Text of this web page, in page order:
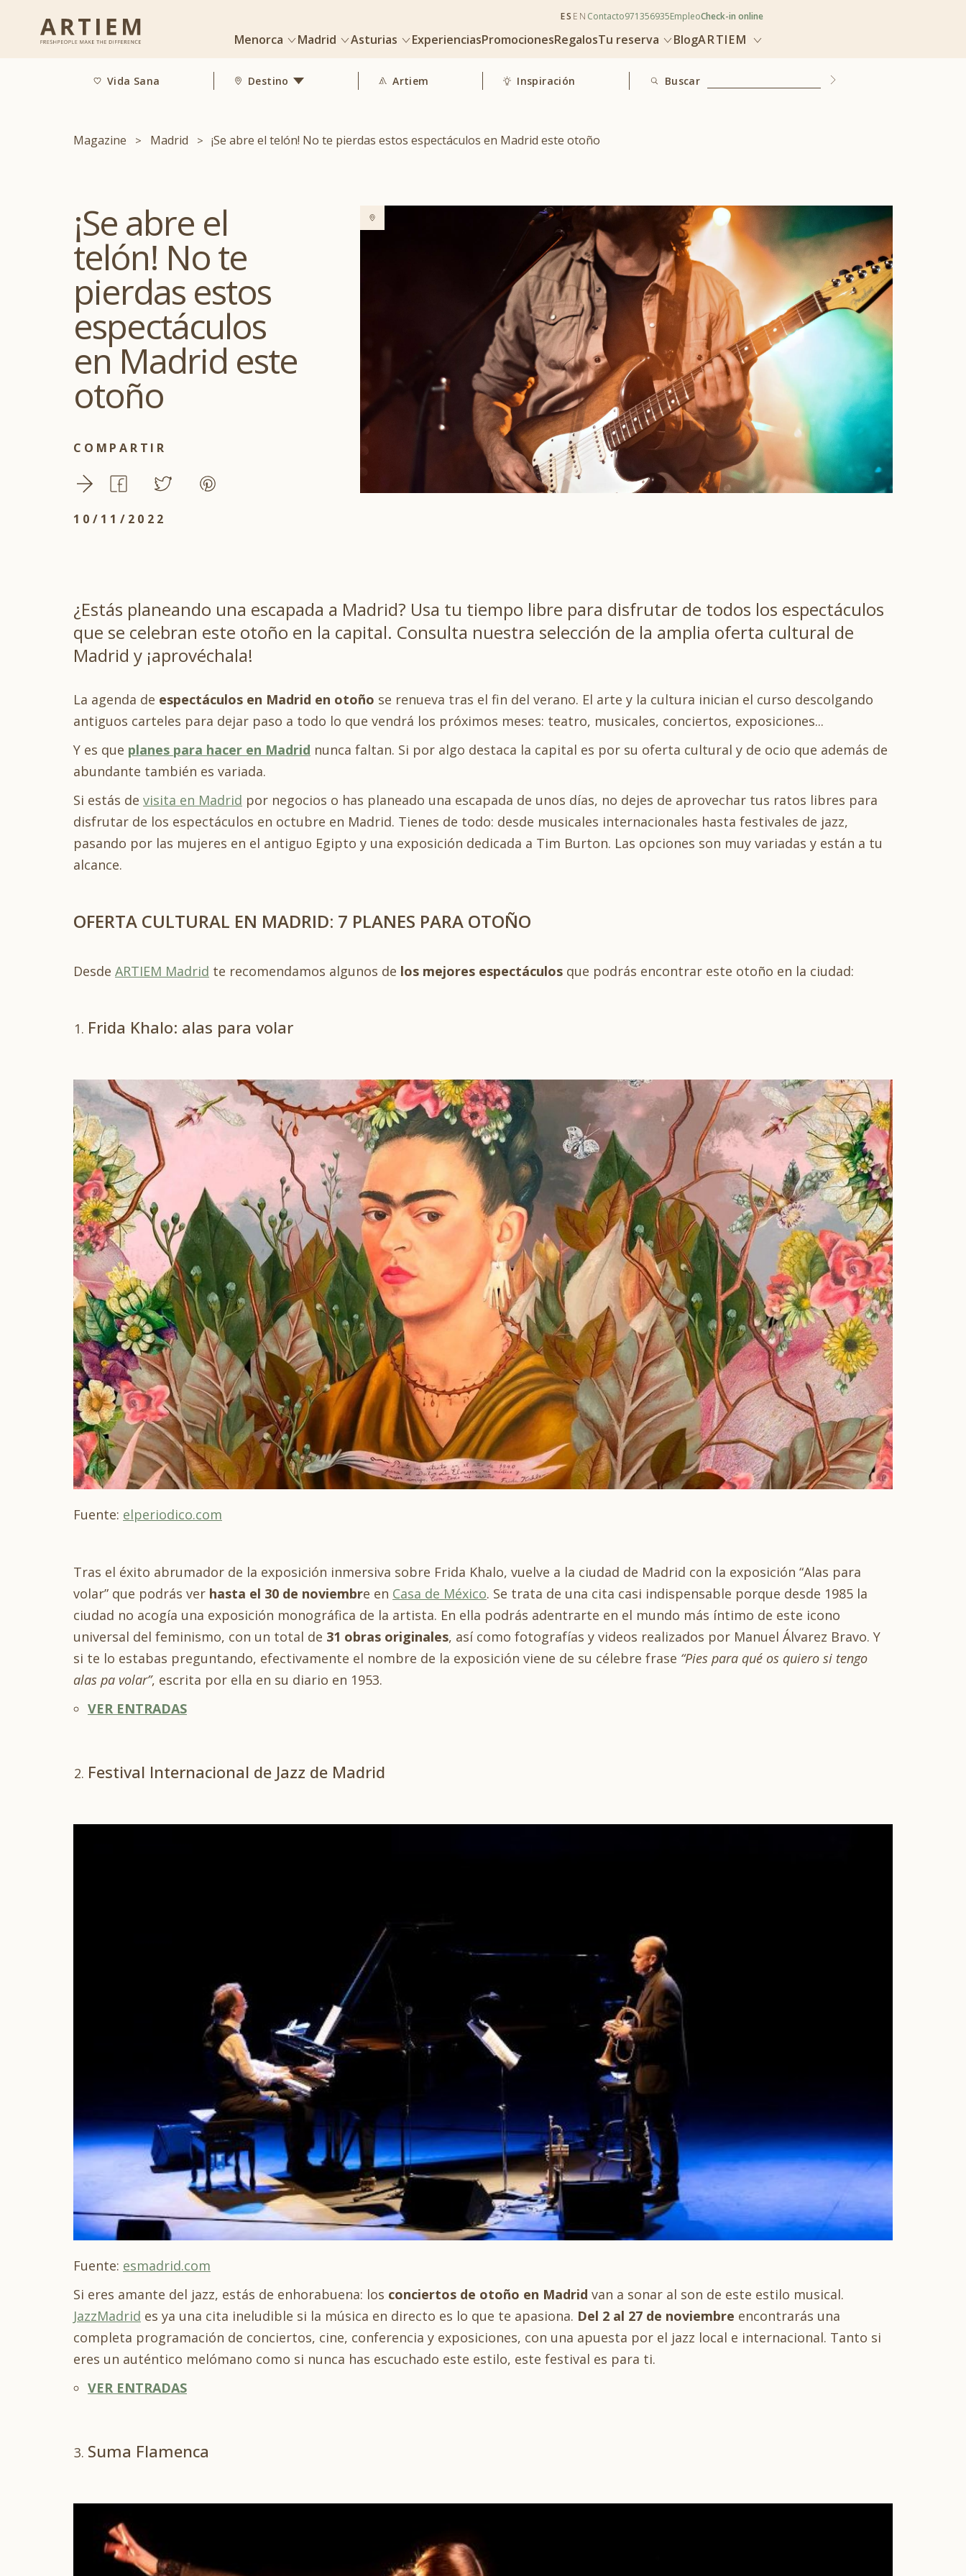
Menorca Madrid Asturias ExperienciasPromocionesRegalosTu reserva BlogARTIEM
Check-in online
Empleo
971356935
Contacto
ES EN
Vida Sana Destino Artiem Inspiración Buscar
Magazine Madrid ¡Se abre el telón! No te pierdas estos espectáculos en Madrid este otoño
¡Se abre el
telón! No te
pierdas estos
espectáculos
en Madrid este
otoño
COMPARTIR
10/11/2022
¿Estás planeando una escapada a Madrid? Usa tu tiempo libre para disfrutar de todos los espectáculos
que se celebran este otoño en la capital. Consulta nuestra selección de la amplia oferta cultural de
Madrid y ¡aprovéchala!
La agenda de espectáculos en Madrid en otoño se renueva tras el fin del verano. El arte y la cultura inician el curso descolgando
antiguos carteles para dejar paso a todo lo que vendrá los próximos meses: teatro, musicales, conciertos, exposiciones...
Y es que planes para hacer en Madrid nunca faltan. Si por algo destaca la capital es por su oferta cultural y de ocio que además de
abundante también es variada.
Si estás de visita en Madrid por negocios o has planeado una escapada de unos días, no dejes de aprovechar tus ratos libres para
disfrutar de los espectáculos en octubre en Madrid. Tienes de todo: desde musicales internacionales hasta festivales de jazz,
pasando por las mujeres en el antiguo Egipto y una exposición dedicada a Tim Burton. Las opciones son muy variadas y están a tu
alcance.
OFERTA CULTURAL EN MADRID: 7 PLANES PARA OTOÑO
Desde ARTIEM Madrid te recomendamos algunos de los mejores espectáculos que podrás encontrar este otoño en la ciudad:
Frida Khalo: alas para volar
Fuente: elperiodico.com
Tras el éxito abrumador de la exposición inmersiva sobre Frida Khalo, vuelve a la ciudad de Madrid con la exposición “Alas para
volar” que podrás ver hasta el 30 de noviembre en Casa de México. Se trata de una cita casi indispensable porque desde 1985 la
ciudad no acogía una exposición monográfica de la artista. En ella podrás adentrarte en el mundo más íntimo de este icono
universal del feminismo, con un total de 31 obras originales, así como fotografías y videos realizados por Manuel Álvarez Bravo. Y
si te lo estabas preguntando, efectivamente el nombre de la exposición viene de su célebre frase “Pies para qué os quiero si tengo
alas pa volar”, escrita por ella en su diario en 1953.
VER ENTRADAS
Festival Internacional de Jazz de Madrid
Fuente: esmadrid.com
Si eres amante del jazz, estás de enhorabuena: los conciertos de otoño en Madrid van a sonar al son de este estilo musical.
JazzMadrid es ya una cita ineludible si la música en directo es lo que te apasiona. Del 2 al 27 de noviembre encontrarás una
completa programación de conciertos, cine, conferencia y exposiciones, con una apuesta por el jazz local e internacional. Tanto si
eres un auténtico melómano como si nunca has escuchado este estilo, este festival es para ti.
VER ENTRADAS
Suma Flamenca